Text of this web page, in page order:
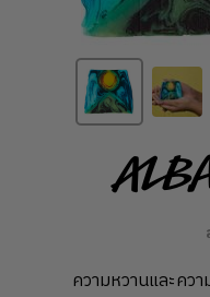
ความหวานและคว